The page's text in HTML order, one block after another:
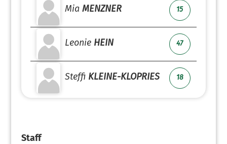
Mia MENZNER 15
Leonie HEIN 47
Steffi KLEINE-KLOPRIES 18
Staff